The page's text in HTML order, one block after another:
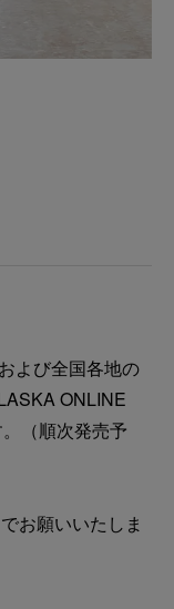
よび全国各地の
ONLINE
（順次発売予
お願いいたしま